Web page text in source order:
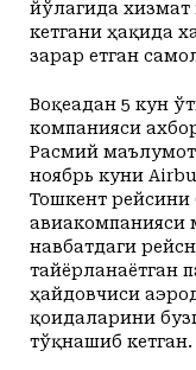
йўлагида хизмат
кетгани ҳақида
зарар етган
Воқеадан 5 кун
компанияси
Расмий
ноябрь куни
Тошкент
авиакомпанияси
навбатдаги
тайёрланаётган
ҳайдовчиси
қоидаларини
тўқнашиб кетган.